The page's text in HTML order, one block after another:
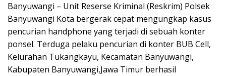
Banyuwangi – Unit Reserse Kriminal (Reskrim) Polsek
Banyuwangi Kota bergerak cepat mengungkap kasus
pencurian handphone yang terjadi di sebuah konter
ponsel. Terduga pelaku pencurian di konter BUB Cell,
Kelurahan Tukangkayu, Kecamatan Banyuwangi,
Kabupaten Banyuwangi,Jawa Timur berhasil